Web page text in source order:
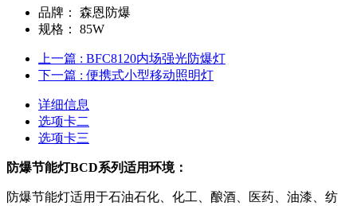
品牌：
森恩防爆
规格：
85W
上一篇 : BFC8120内场强光防爆灯
下一篇 : 便携式小型移动照明灯
详细信息
选项卡二
选项卡三
防爆节能灯BCD系列适用环境：
防爆节能灯适用于石油石化、化工、酿酒、医药、油漆、纺